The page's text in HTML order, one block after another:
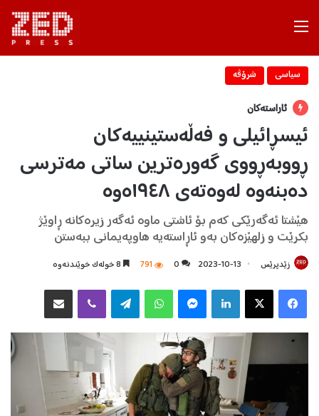
سیاسی شرۆڤه‌
ئاراستەکان
ئیسڕائیلی و فەڵەستینییەکان
ڕووبەڕووی گەورەترین ساتی مەترسی
دەبنەوە لەوەتەی ١٩٤٨ەوە
هێشتا ئەگەرێکی کەم بۆ ئاشتی ماوە ئەگەر زیرەکانە ڕاوێژ
بکرێت و زلهێزەکان بەو ئاڕاستەیە هاوپەیمانی ببەستن
زێدپرێس 2023-10-13
0
791
X
Telegram